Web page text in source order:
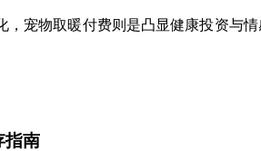
，宠物取暖付费则是凸显健康投资与情
指南